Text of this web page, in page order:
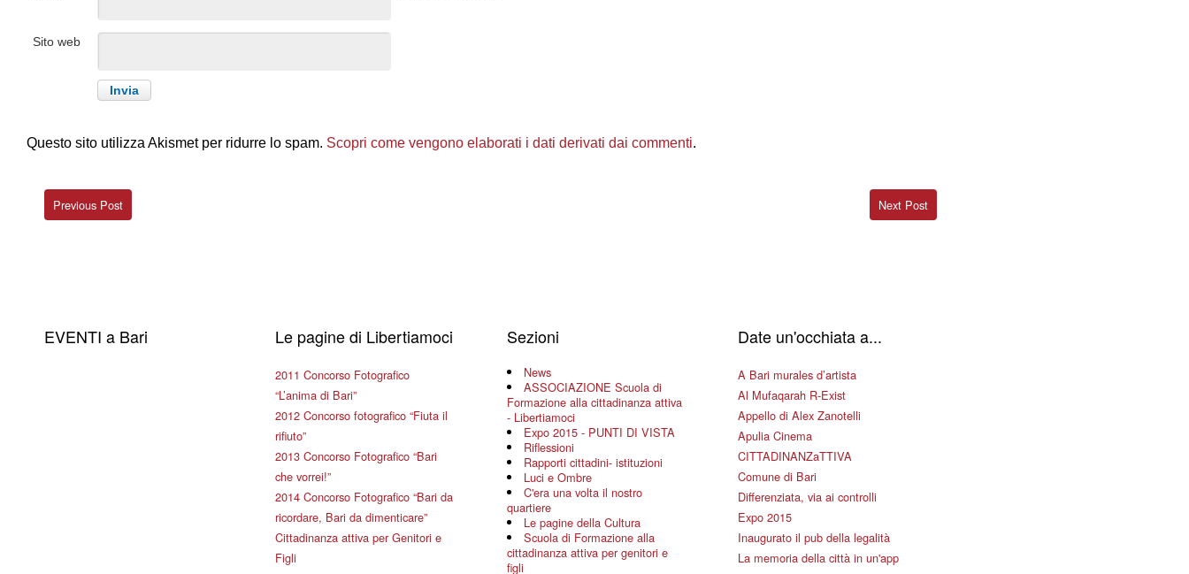
Sito web
Questo sito utilizza Akismet per ridurre lo spam. Scopri come vengono elaborati i dati derivati dai commenti.
Next Post
Previous Post
EVENTI a Bari Le pagine di Libertiamoci
2011 Concorso Fotografico
“L’anima di Bari”
2012 Concorso fotografico “Fiuta il
rifiuto”
2013 Concorso Fotografico “Bari
che vorrei!”
2014 Concorso Fotografico “Bari da
ricordare, Bari da dimenticare”
Cittadinanza attiva per Genitori e
Figli
Sezioni
News
ASSOCIAZIONE Scuola di
Formazione alla cittadinanza attiva
- Libertiamoci
Expo 2015 - PUNTI DI VISTA
Riflessioni
Rapporti cittadini- istituzioni
Luci e Ombre
C'era una volta il nostro
quartiere
Le pagine della Cultura
Scuola di Formazione alla
cittadinanza attiva per genitori e
figli
Date un'occhiata a...
A Bari murales d’artista
Al Mufaqarah R-Exist
Appello di Alex Zanotelli
Apulia Cinema
CITTADINANZaTTIVA
Comune di Bari
Differenziata, via ai controlli
Expo 2015
Inaugurato il pub della legalità
La memoria della città in un'app